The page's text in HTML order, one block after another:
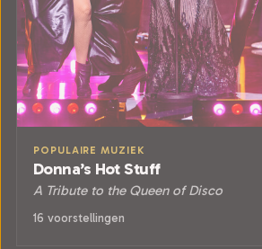
POPULAIRE MUZIEK
Donna’s Hot Stuff
A Tribute to the Queen of Disco
16 voorstellingen